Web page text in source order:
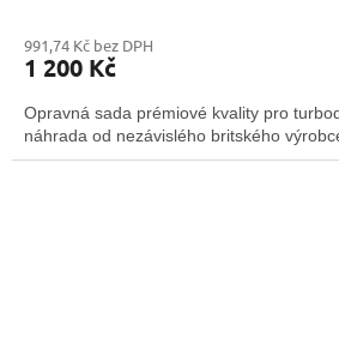
991,74 Kč bez DPH
1 200 Kč
Opravná sada prémiové kvality pro
náhrada od nezávislého britského